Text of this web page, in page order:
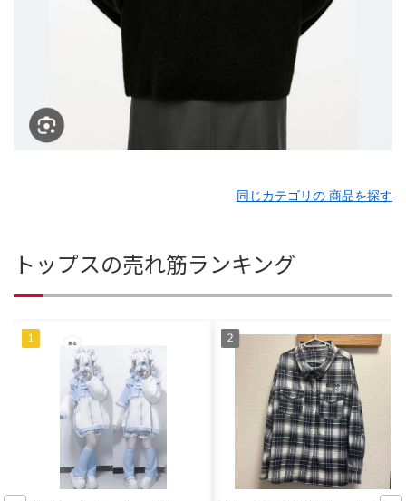
同じカテゴリの 商品を探す
トップスの売れ筋ランキング